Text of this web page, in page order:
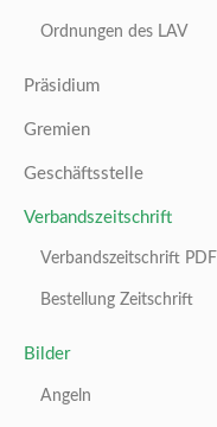
Ordnungen des LAV
Präsidium
Gremien
Geschäftsstelle
Verbandszeitschrift
Verbandszeitschrift PDF
Bestellung Zeitschrift
Bilder
Angeln